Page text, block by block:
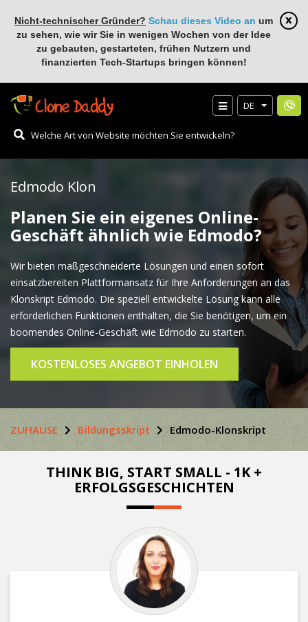
Nicht-technischer Gründer? Schau dieses Video an um
zu sehen, wie wir Sie in wenigen Wochen von der Idee
zu gebauten, gestarteten, frühen Nutzern und
finanzierten Tech-Startups bringen können!
DE
Edmodo Klon
Planen Sie ein eigenes Online-
Geschäft ähnlich wie Edmodo?
Wir bieten maßgeschneiderte Lösungen und einen sofort
einsatzbereiten Plattformansatz für Ihre Anforderungen an das
Klonskript Edmodo. Die speziell entwickelte Lösung kann alle
erforderlichen Funktionen enthalten, die Sie benötigen, um ein
boomendes Online-Geschäft wie Edmodo zu starten.
KOSTENLOSES ANGEBOT EINHOLEN
ZUHAUSE Bildungsskript Edmodo-Klonskript
THINK BIG, START SMALL - 1K +
ERFOLGSGESCHICHTEN